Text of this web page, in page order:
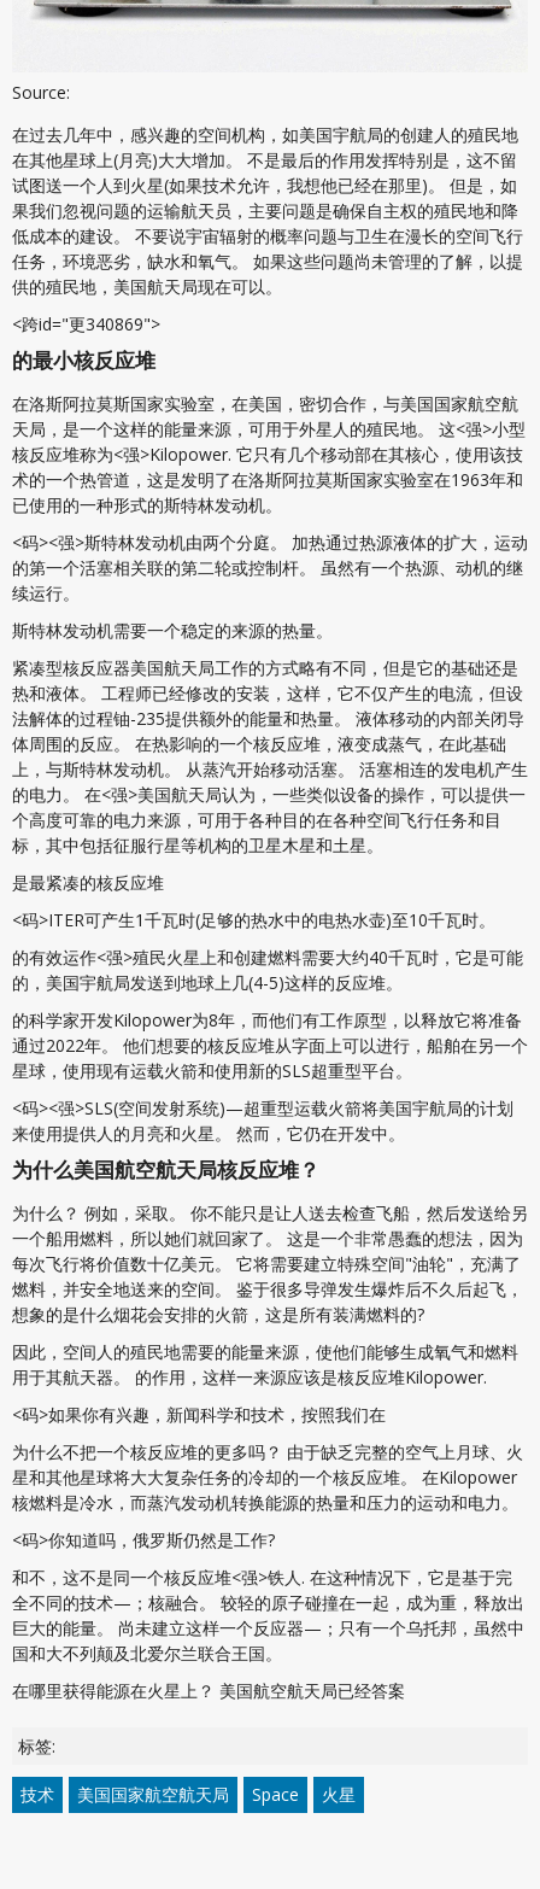
Source:
在过去几年中，感兴趣的空间机构，如美国宇航局的创建人的殖民地
在其他星球上(月亮)大大增加。 不是最后的作用发挥特别是，这不留
试图送一个人到火星(如果技术允许，我想他已经在那里)。 但是，如
果我们忽视问题的运输航天员，主要问题是确保自主权的殖民地和降
低成本的建设。 不要说宇宙辐射的概率问题与卫生在漫长的空间飞行
任务，环境恶劣，缺水和氧气。 如果这些问题尚未管理的了解，以提
供的殖民地，美国航天局现在可以。
<跨id="更340869">
的最小核反应堆
在洛斯阿拉莫斯国家实验室，在美国，密切合作，与美国国家航空航
天局，是一个这样的能量来源，可用于外星人的殖民地。 这<强>小型
核反应堆称为<强>Kilopower. 它只有几个移动部在其核心，使用该技
术的一个热管道，这是发明了在洛斯阿拉莫斯国家实验室在1963年和
已使用的一种形式的斯特林发动机。
<码><强>斯特林发动机由两个分庭。 加热通过热源液体的扩大，运动
的第一个活塞相关联的第二轮或控制杆。 虽然有一个热源、动机的继
续运行。
斯特林发动机需要一个稳定的来源的热量。
紧凑型核反应器美国航天局工作的方式略有不同，但是它的基础还是
热和液体。 工程师已经修改的安装，这样，它不仅产生的电流，但设
法解体的过程铀-235提供额外的能量和热量。 液体移动的内部关闭导
体周围的反应。 在热影响的一个核反应堆，液变成蒸气，在此基础
上，与斯特林发动机。 从蒸汽开始移动活塞。 活塞相连的发电机产生
的电力。 在<强>美国航天局认为，一些类似设备的操作，可以提供一
个高度可靠的电力来源，可用于各种目的在各种空间飞行任务和目
标，其中包括征服行星等机构的卫星木星和土星。
是最紧凑的核反应堆
<码>ITER可产生1千瓦时(足够的热水中的电热水壶)至10千瓦时。
的有效运作<强>殖民火星上和创建燃料需要大约40千瓦时，它是可能
的，美国宇航局发送到地球上几(4-5)这样的反应堆。
的科学家开发Kilopower为8年，而他们有工作原型，以释放它将准备
通过2022年。 他们想要的核反应堆从字面上可以进行，船舶在另一个
星球，使用现有运载火箭和使用新的SLS超重型平台。
<码><强>SLS(空间发射系统)—超重型运载火箭将美国宇航局的计划
来使用提供人的月亮和火星。 然而，它仍在开发中。
为什么美国航空航天局核反应堆？
为什么？ 例如，采取。 你不能只是让人送去检查飞船，然后发送给另
一个船用燃料，所以她们就回家了。 这是一个非常愚蠢的想法，因为
每次飞行将价值数十亿美元。 它将需要建立特殊空间"油轮"，充满了
燃料，并安全地送来的空间。 鉴于很多导弹发生爆炸后不久后起飞，
想象的是什么烟花会安排的火箭，这是所有装满燃料的?
因此，空间人的殖民地需要的能量来源，使他们能够生成氧气和燃料
用于其航天器。 的作用，这样一来源应该是核反应堆Kilopower.
<码>如果你有兴趣，新闻科学和技术，按照我们在
为什么不把一个核反应堆的更多吗？ 由于缺乏完整的空气上月球、火
星和其他星球将大大复杂任务的冷却的一个核反应堆。 在Kilopower
核燃料是冷水，而蒸汽发动机转换能源的热量和压力的运动和电力。
<码>你知道吗，俄罗斯仍然是工作?
和不，这不是同一个核反应堆<强>铁人. 在这种情况下，它是基于完
全不同的技术—；核融合。 较轻的原子碰撞在一起，成为重，释放出
巨大的能量。 尚未建立这样一个反应器—；只有一个乌托邦，虽然中
国和大不列颠及北爱尔兰联合王国。
在哪里获得能源在火星上？ 美国航空航天局已经答案
标签:
技术 美国国家航空航天局 Space 火星